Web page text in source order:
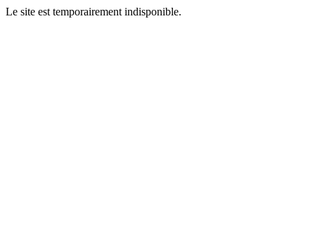
Le site est temporairement indisponible.